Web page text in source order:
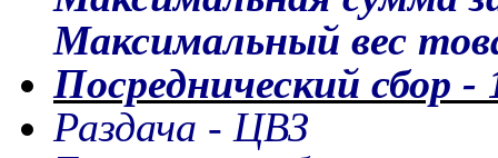
Максимальный вес
Посреднический сбор -
Раздача - ЦВЗ